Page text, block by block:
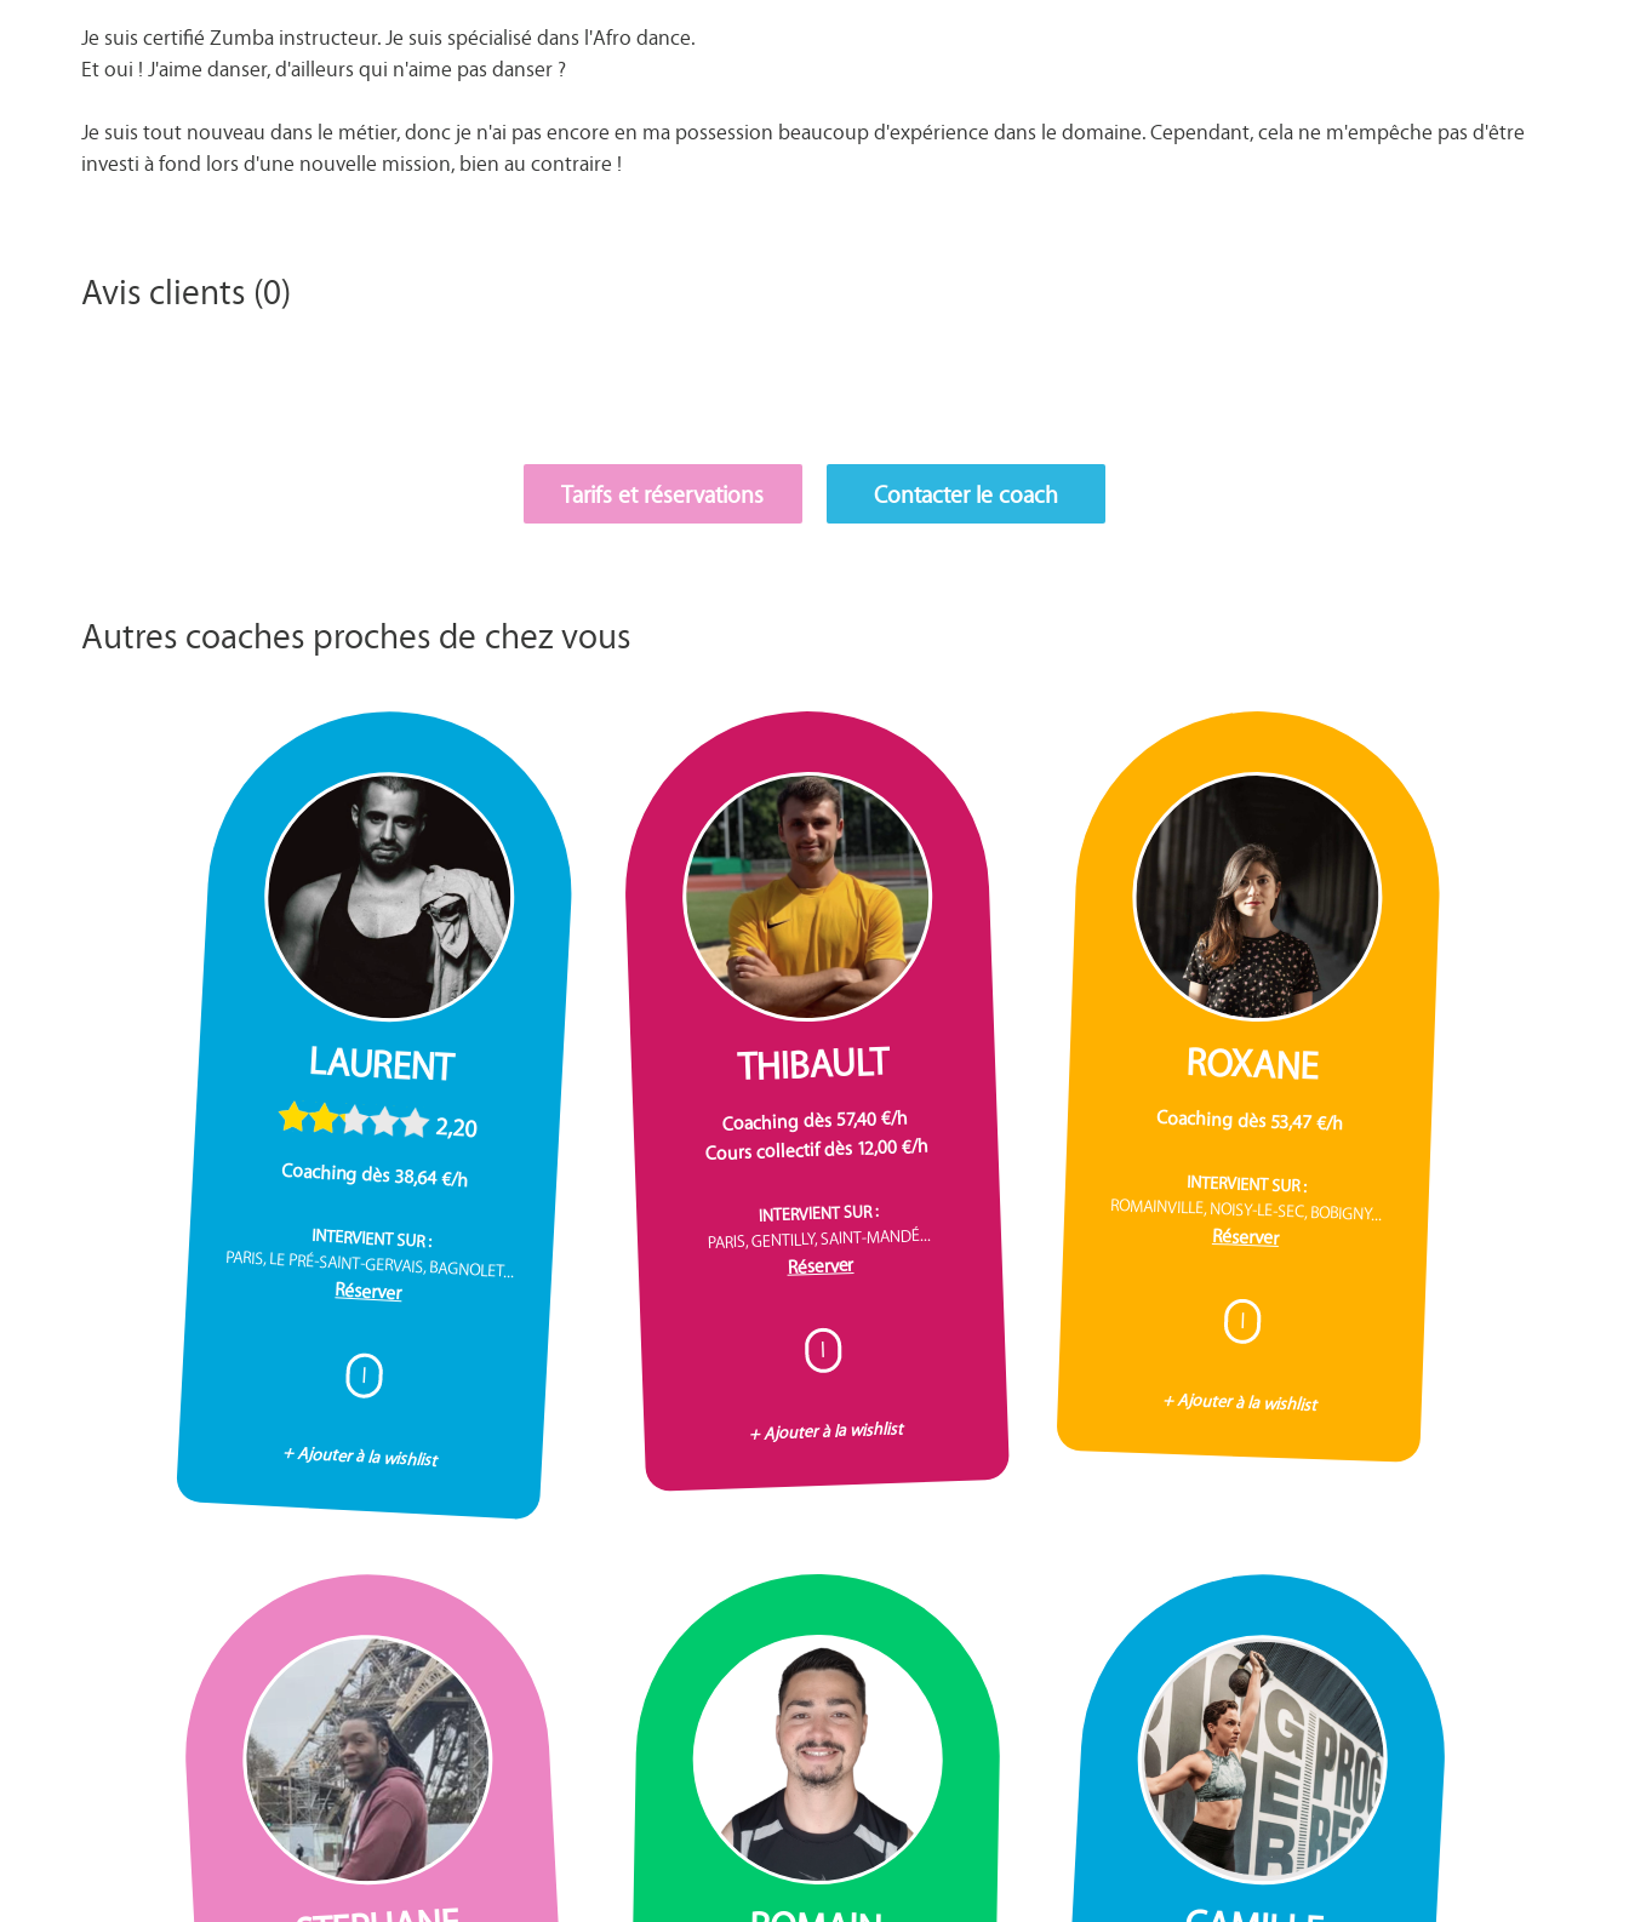
Je suis certifié Zumba instructeur. Je suis spécialisé dans l'Afro dance.
Et oui ! J'aime danser, d'ailleurs qui n'aime pas danser ?
Je suis tout nouveau dans le métier, donc je n'ai pas encore en ma possession beaucoup d'expérience dans le domaine. Cependant, cela ne m'empêche pas d'être
investi à fond lors d'une nouvelle mission, bien au contraire !
Avis clients (0)
Tarifs et réservations Contacter le coach
Autres coaches proches de chez vous
LAURENT
2,20
Coaching dès 38,64 €/h
INTERVIENT SUR :
PARIS, LE PRÉ-SAINT-GERVAIS, BAGNOLET...
Réserver
I
+ Ajouter à la wishlist
THIBAULT
Coaching dès 57,40 €/h
Cours collectif dès 12,00 €/h
INTERVIENT SUR :
PARIS, GENTILLY, SAINT-MANDÉ...
Réserver
I
+ Ajouter à la wishlist
ROXANE
Coaching dès 53,47 €/h
INTERVIENT SUR :
ROMAINVILLE, NOISY-LE-SEC, BOBIGNY...
Réserver
I
+ Ajouter à la wishlist